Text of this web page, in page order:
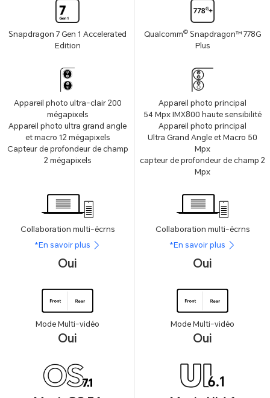
Snapdragon 7 Gen 1 Accelerated
Edition
Qualcomm© Snapdragon™ 778G
Plus
Appareil photo ultra-clair 200
mégapixels
Appareil photo ultra grand angle
et macro 12 mégapixels
Capteur de profondeur de champ
2 mégapixels
Appareil photo principal
54 Mpx IMX800 haute sensibilité
Appareil photo principal
Ultra Grand Angle et Macro 50
Mpx
capteur de profondeur de champ 2
Mpx
Collaboration multi-écrns
*En savoir plus
Oui
Collaboration multi-écrns
*En savoir plus
Oui
Mode Multi-vidéo
Oui
Mode Multi-vidéo
Oui